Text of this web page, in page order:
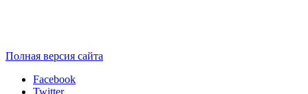
Полная версия сайта
Facebook
Twitter